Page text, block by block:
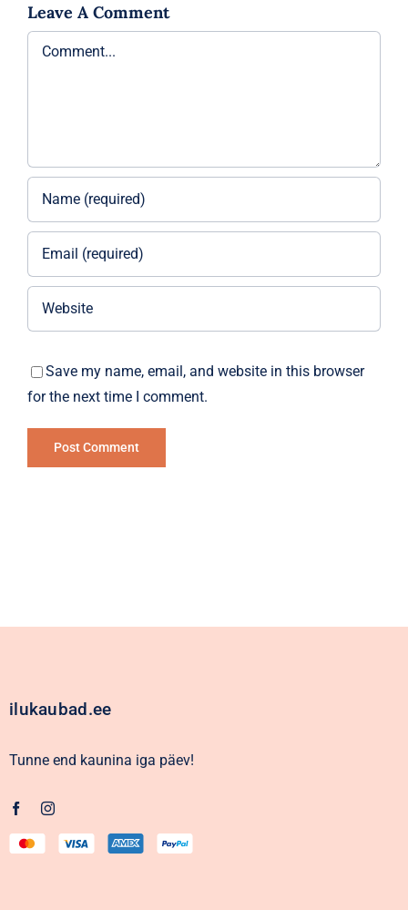
Leave A Comment
Comment
Save my name, email, and website in this browser
for the next time I comment.
ilukaubad.ee
Tunne end kaunina iga päev!